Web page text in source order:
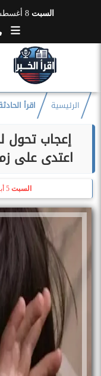
السبت 8 أغسطس 2026
الرئيسية اقرأ
إعجاب تحول
اعتدى على
السبت 5 أبريل 2025